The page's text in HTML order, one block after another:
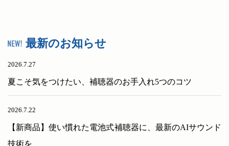
最新のお知らせ
2026.7.27
夏こそ気をつけたい、補聴器のお手入れ5つのコツ
2026.7.22
【新商品】使い慣れた電池式補聴器に、最新のAIサウンド
技術を